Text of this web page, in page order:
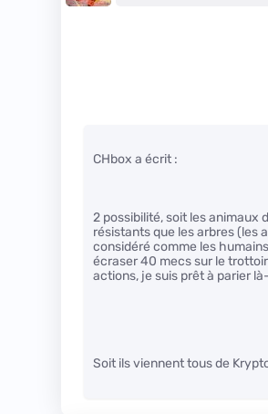
CHbox a écrit :
2 possibilité, soit les animaux
résistants que les arbres (les
considéré comme les
écraser 40 mecs sur le
actions, je suis prêt à parier
Soit ils viennent tous de